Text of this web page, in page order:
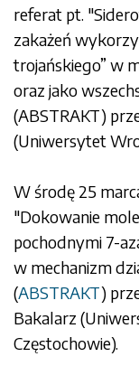
referat pt.
zakażeń
trojańskiego” w
oraz jako
(ABSTRAKT)
(Uniwersytet
W środę 25
"Dokowanie
pochodnymi 7-
w mechanizm
(ABSTRAKT)
Bakalarz
Częstochowie).